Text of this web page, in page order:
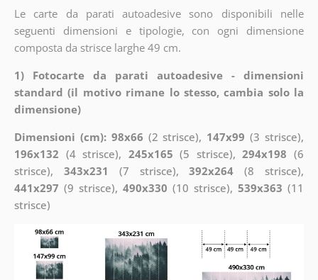
Le carte da parati autoadesive sono disponibili nelle
seguenti dimensioni e tipologie, con ogni dimensione
composta da strisce larghe 49 cm.
1) Fotocarte da parati autoadesive - dimensioni
standard (il motivo rimane lo stesso, cambia solo la
dimensione)
Dimensioni (cm): 98x66 (2 strisce), 147x99 (3 strisce),
196x132 (4 strisce), 245x165 (5 strisce),294x198 (6
strisce), 343x231 (7 strisce),392x264 (8 strisce),
441x297 (9 strisce), 490x330 (10 strisce),539x363 (11
strisce)